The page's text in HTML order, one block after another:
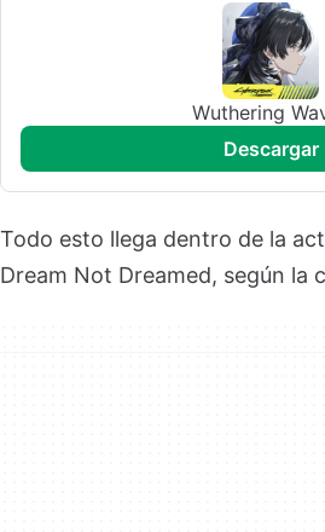
Wuthering
descargar
Todo esto llega dentro de la
Dream Not Dreamed, según la